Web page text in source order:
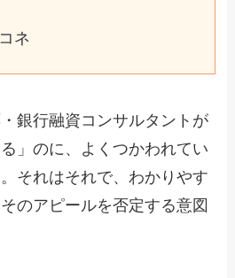
ネ
銀行融資コンサルタントが
」のに、よくつかわれてい
それはそれで、わかりやす
のアピールを否定する意図